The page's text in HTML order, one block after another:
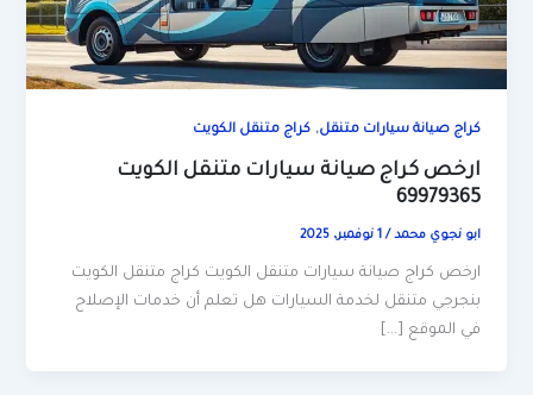
كراج صيانة سيارات متنقل,كراج متنقل الكويت
ارخص كراج صيانة سيارات متنقل الكويت
69979365
ابو نجوي محمد/1 نوفمبر، 2025
ارخص كراج صيانة سيارات متنقل الكويت كراج متنقل الكويت
بنجرجي متنقل لخدمة السيارات هل تعلم أن خدمات الإصلاح
في الموقع […]